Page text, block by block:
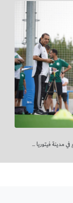
مدينة فيتوريا ...